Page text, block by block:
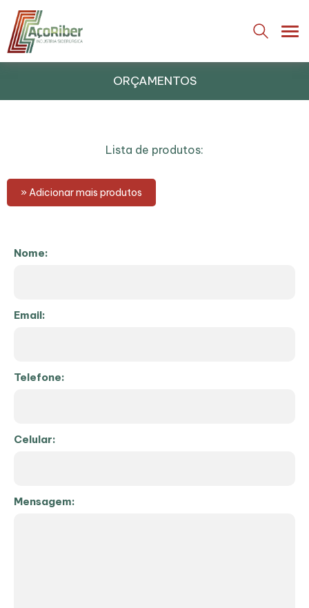
ORÇAMENTOS
Lista de produtos:
» Adicionar mais produtos
Nome:
Email:
Telefone:
Celular:
Mensagem: